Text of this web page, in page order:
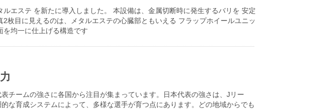
エステ を新たに導入しました。 本設備は、金属切断時に発生するバリを 安定
枚目に見えるのは、メタルエステの心臓部ともいえる フラップホイールユニッ
を均一に仕上げる構造です
チームの強さに各国から注目が集まっています。日本代表の強さは、Jリー
な育成システムによって、多様な選手が育つ点にあります。どの地域からでも